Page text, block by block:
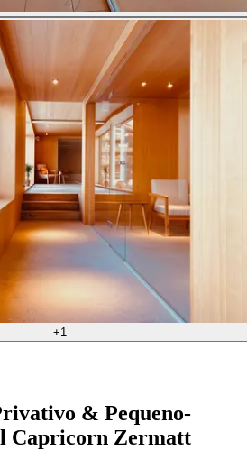
+1
& Pequeno-
Capricorn Zermatt